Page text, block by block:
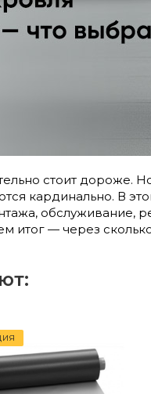
стоит дороже.
кардинально. В
— через